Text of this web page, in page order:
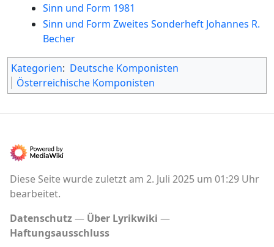
Sinn und Form 1981
Sinn und Form Zweites Sonderheft Johannes R.
Becher
Kategorien: Deutsche Komponisten
Österreichische Komponisten
Diese Seite wurde zuletzt am 2. Juli 2025 um 01:29 Uhr
bearbeitet.
Datenschutz
Über Lyrikwiki
Haftungsausschluss